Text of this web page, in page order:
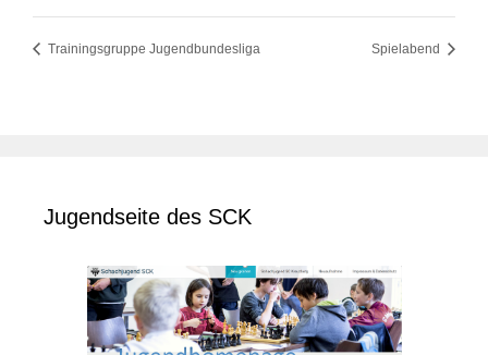
Trainingsgruppe Jugendbundesliga Spielabend
Jugendseite des SCK